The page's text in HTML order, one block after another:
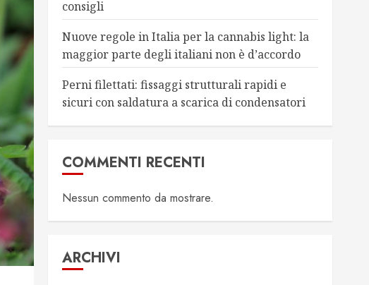
consigli
Nuove regole in Italia per la cannabis light: la
maggior parte degli italiani non è d’accordo
Perni filettati: fissaggi strutturali rapidi e
sicuri con saldatura a scarica di condensatori
COMMENTI RECENTI
Nessun commento da mostrare.
ARCHIVI